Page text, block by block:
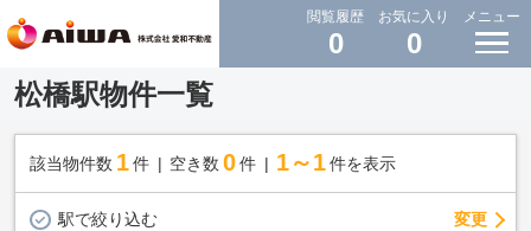
閲覧履歴
0
お気に入り
0
メニュー
松橋駅物件一覧
該当物件数 1件 空き数 0 件 1～1 件を表示
駅で絞り込む 変更